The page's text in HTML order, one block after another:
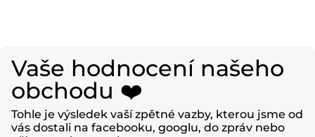
Vaše hodnocení našeho
obchodu ❤️
Tohle je výsledek vaší zpětné vazby, kterou jsme od
vás dostali na facebooku, googlu, do zpráv nebo